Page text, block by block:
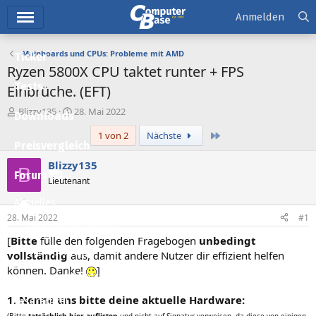
Ticker
Tests
Downloads
Forum
Aktuelles
Empfohlene Inhalte
Neue Beiträge
Neueste Aktivitäten
Leserartikel
Anmelden
Mainboards und CPUs: Probleme mit AMD
Ryzen 5800X CPU taktet runter + FPS
Einbrüche. (EFT)
E
t
e
l
e
Blizzy135
E
t
e
l
m
28. Mai 2022
1 von 2
Nächste
B Blizzy135
Lieutenant
28. Mai 2022 #1
[Bitte fülle den folgenden Fragebogen unbedingt
vollständig aus, damit andere Nutzer dir effizient helfen
können. Danke!
]
1. Nenne uns bitte deine aktuelle Hardware: